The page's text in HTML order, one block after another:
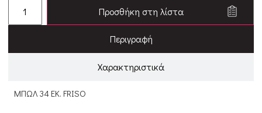
Προσθήκη στη λίστα
Περιγραφή
Χαρακτηριστικά
ΜΠΩΛ 34 ΕΚ. FRISO